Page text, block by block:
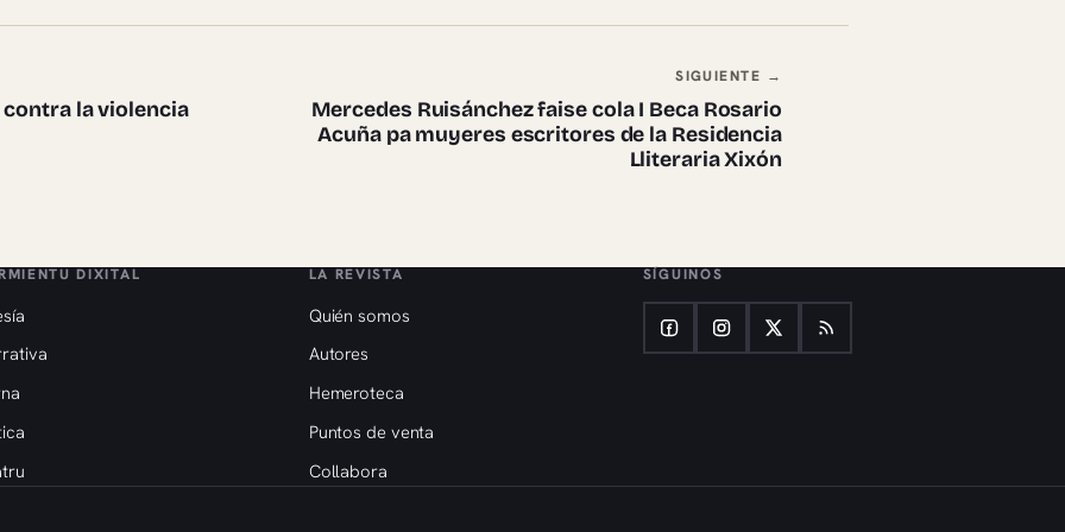
pieces
la violencia
SIGUIENTE →
Mercedes Ruisánchez faise cola I Beca Rosario
Acuña pa muyeres escritores de la Residencia
Lliteraria Xixón
DIXITAL LA REVISTA
Quién somos
Autores
Hemeroteca
Puntos de venta
Collabora
SÍGUINOS